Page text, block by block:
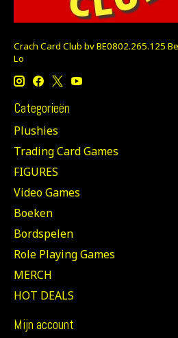
Crach Card Club bv BE0802.265.125
Lo
Categorieën
Plushies
Trading Card Games
FIGURES
Video Games
Boeken
Bordspelen
Role Playing Games
MERCH
HOT DEALS
Mijn account